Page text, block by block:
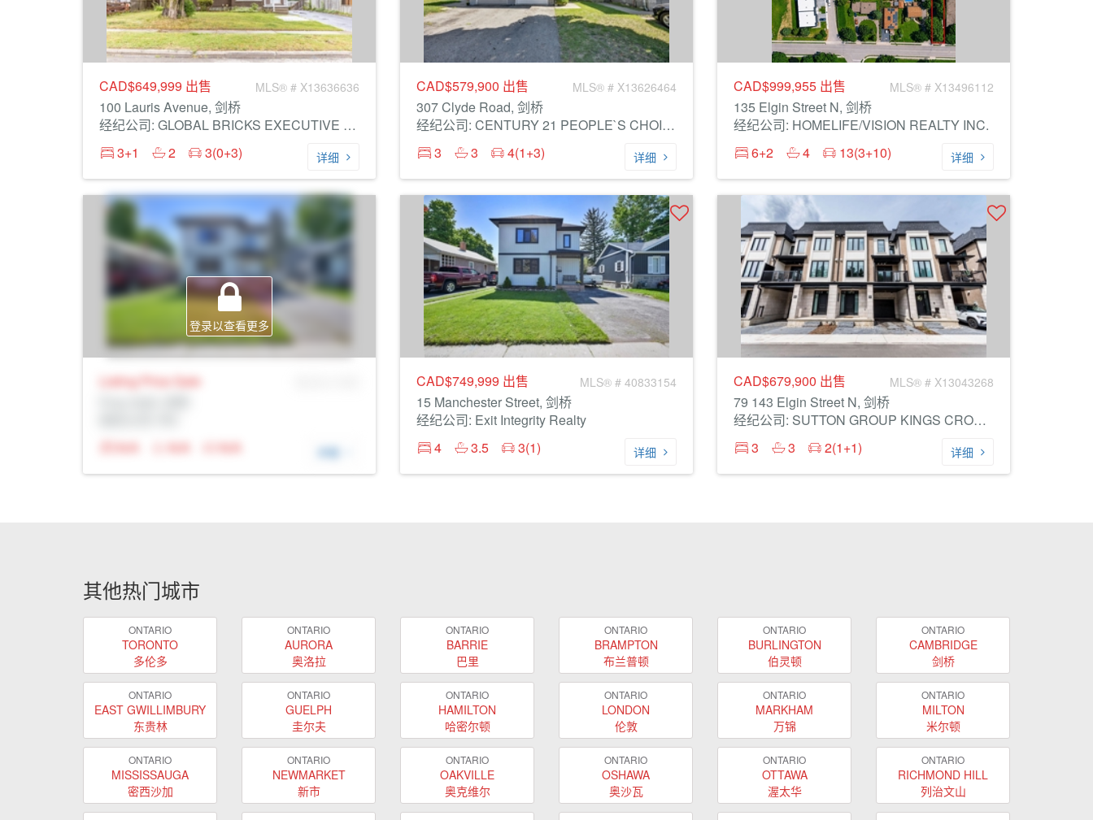
CAD$649,999 出售 MLS® # X13636636
100 Lauris Avenue, 剑桥
经纪公司: GLOBAL BRICKS EXECUTIVE HOMES REALTY
3+1
2 3(0+3) 详细
CAD$579,900 出售 MLS® # X13626464
307 Clyde Road, 剑桥
经纪公司: CENTURY 21 PEOPLE`S CHOICE REALTY INC.
3
3 4(1+3) 详细
CAD$999,955 出售 MLS® # X13496112
135 Elgin Street N, 剑桥
经纪公司: HOMELIFE/VISION REALTY INC.
6+2
4 13(3+10) 详细
登录以查看更多
Listing Price Sale
N/A
N/A N/A 详细
CAD$749,999 出售 MLS® # 40833154
15 Manchester Street, 剑桥
经纪公司: Exit Integrity Realty
4
3.5 3(1) 详细
CAD$679,900 出售 MLS® # X13043268
79 143 Elgin Street N, 剑桥
经纪公司: SUTTON GROUP KINGS CROSS INC.
3
3 2(1+1) 详细
其他热门城市
ONTARIO
TORONTO
多伦多
ONTARIO
AURORA
奥洛拉
ONTARIO
BARRIE
巴里
ONTARIO
BRAMPTON
布兰普顿
ONTARIO
BURLINGTON
伯灵顿
ONTARIO
CAMBRIDGE
剑桥
ONTARIO
EAST GWILLIMBURY
东贵林
ONTARIO
GUELPH
圭尔夫
ONTARIO
HAMILTON
哈密尔顿
ONTARIO
LONDON
伦敦
ONTARIO
MARKHAM
万锦
ONTARIO
MILTON
米尔顿
ONTARIO
MISSISSAUGA
密西沙加
ONTARIO
NEWMARKET
新市
ONTARIO
OAKVILLE
奥克维尔
ONTARIO
OSHAWA
奥沙瓦
ONTARIO
OTTAWA
渥太华
ONTARIO
RICHMOND HILL
列治文山